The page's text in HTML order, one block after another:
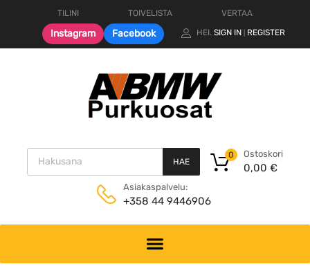
TILINI TOIVELISTA VERTAA
Instagram Facebook HEI. SIGN IN REGISTER
Products search
HAE
Ostoskori
0,00 €
0
Asiakaspalvelu:
+358 44 9446906
content